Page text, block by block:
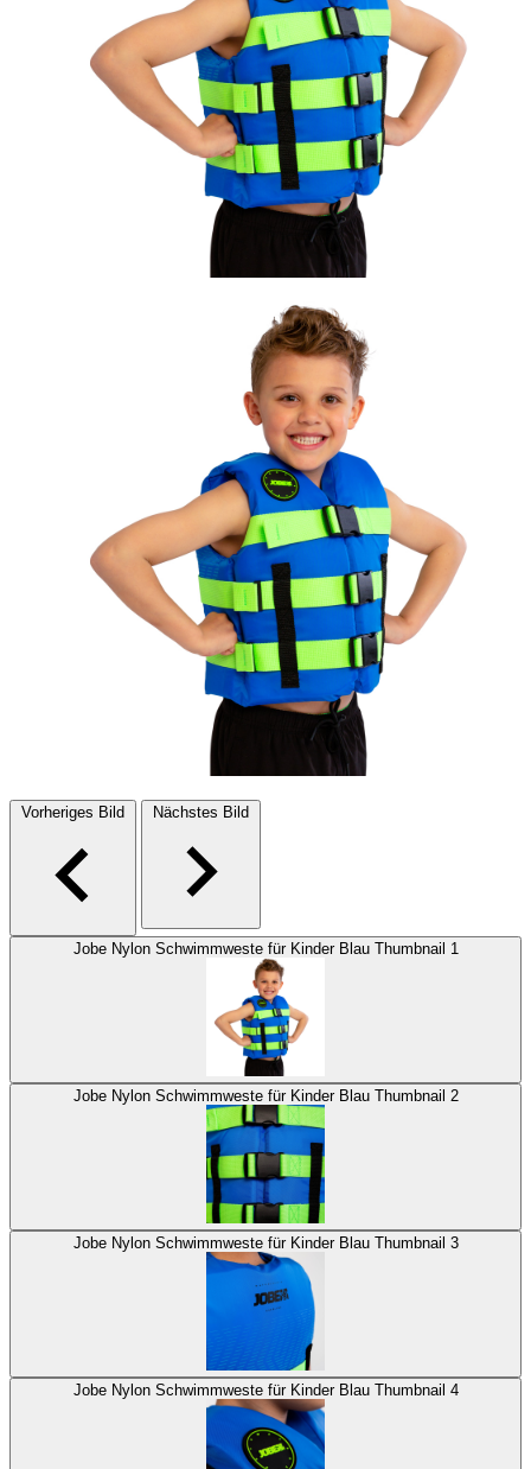
Vorheriges Bild Nächstes Bild
Jobe Nylon Schwimmweste für Kinder Blau Thumbnail 1
Jobe Nylon Schwimmweste für Kinder Blau Thumbnail 2
Jobe Nylon Schwimmweste für Kinder Blau Thumbnail 3
Jobe Nylon Schwimmweste für Kinder Blau Thumbnail 4